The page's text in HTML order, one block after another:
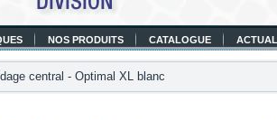
NOS PRODUITS CATALOGUE
central - Optimal XL blanc